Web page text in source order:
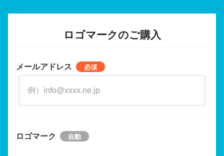
ロゴマークのご購入
メールアドレス
ロゴマーク